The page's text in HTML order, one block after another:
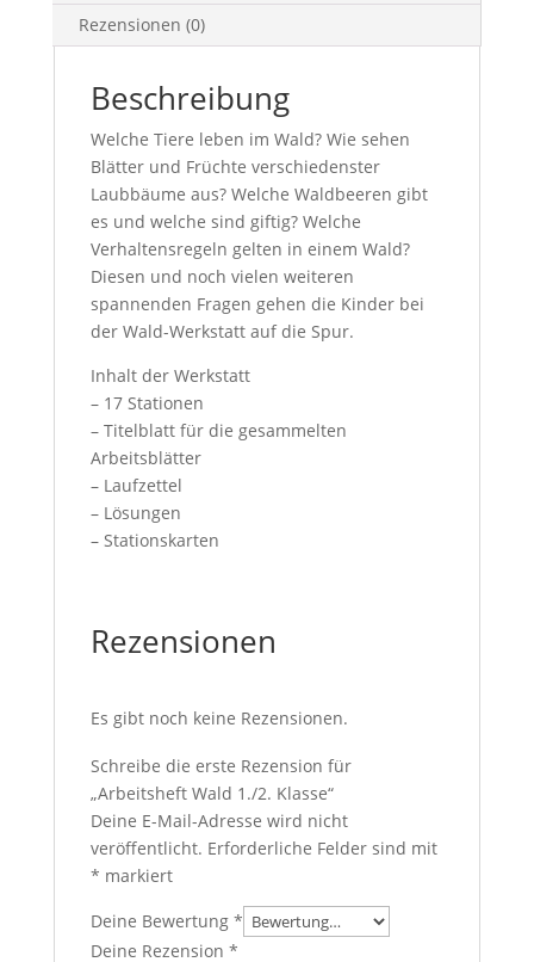
Rezensionen (0)
Beschreibung
Welche Tiere leben im Wald? Wie sehen
Blätter und Früchte verschiedenster
Laubbäume aus? Welche Waldbeeren gibt
es und welche sind giftig? Welche
Verhaltensregeln gelten in einem Wald?
Diesen und noch vielen weiteren
spannenden Fragen gehen die Kinder bei
der Wald-Werkstatt auf die Spur.
Inhalt der Werkstatt
– 17 Stationen
– Titelblatt für die gesammelten
Arbeitsblätter
– Laufzettel
– Lösungen
– Stationskarten
Rezensionen
Es gibt noch keine Rezensionen.
Schreibe die erste Rezension für
„Arbeitsheft Wald 1./2. Klasse“
Deine E-Mail-Adresse wird nicht
veröffentlicht. Erforderliche Felder sind mit
* markiert
Deine Bewertung *
Deine Rezension *